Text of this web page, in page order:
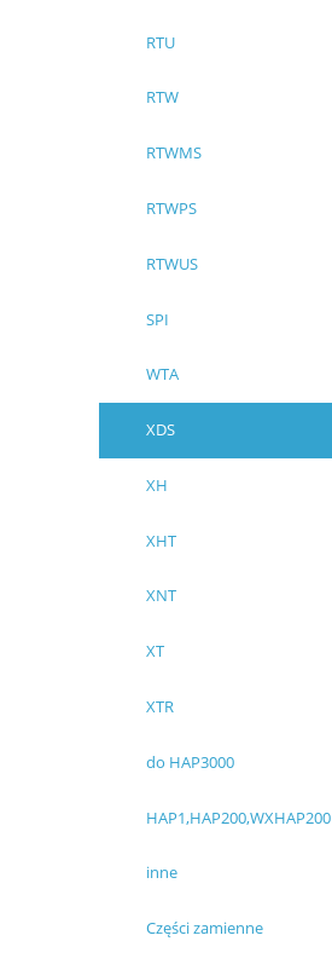
RTU
RTW
RTWMS
RTWPS
RTWUS
SPI
WTA
XDS
XH
XHT
XNT
XT
XTR
do HAP3000
HAP1,HAP200,WXHAP200
inne
Części zamienne